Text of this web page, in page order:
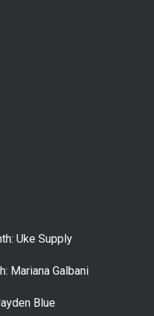
Uke Supply
Mariana Galbani
Blue